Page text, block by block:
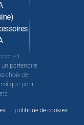
et
un partenaire
choix de
que pour
politique de cookies